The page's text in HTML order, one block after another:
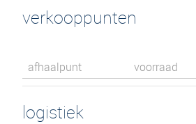
verkooppunten
afhaalpunt voorraad
logistiek